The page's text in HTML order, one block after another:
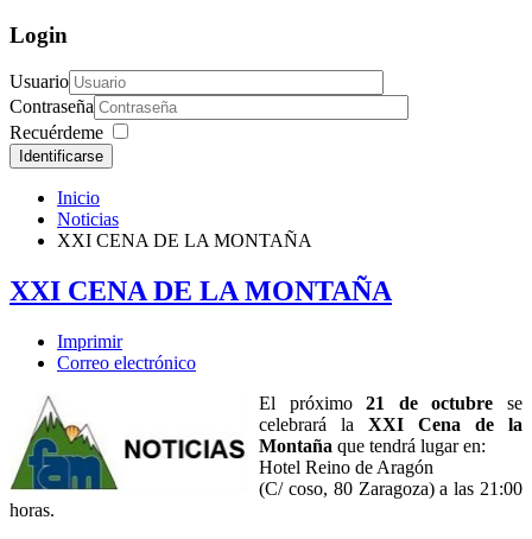
Login
Usuario
Contraseña
Recuérdeme
Identificarse
Inicio
Noticias
XXI CENA DE LA MONTAÑA
XXI CENA DE LA MONTAÑA
Imprimir
Correo electrónico
El próximo21 de octubre se
celebrará la XXI Cena de la
Montaña que tendrá lugar en:
Hotel Reino de Aragón
(C/ coso, 80 Zaragoza) a las 21:00
horas.